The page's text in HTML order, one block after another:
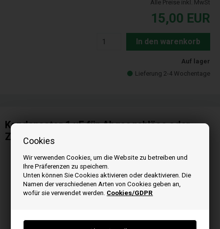
Cookies
Wir verwenden Cookies, um die Website zu betreiben und
Ihre Präferenzen zu speichern.
Unten können Sie Cookies aktivieren oder deaktivieren. Die
Namen der verschiedenen Arten von Cookies geben an,
wofür sie verwendet werden. Cookies/GDPR
Alle Preise inkl. MwSt
15,00 EUR
In den warenkorb
Auf lager
Lieferung 2-4 Wochentage
Kondensator 1 uF für Abgasgebläse oder
Zentrifugalgebläse